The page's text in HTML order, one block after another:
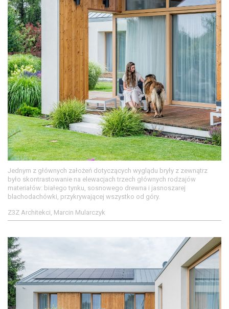
Jednym z głównych założeń dotyczących wyglądu bryły z zewnątrz
było skontrastowanie na elewacjach trzech głównych rodzajów
materiałów: białego tynku, sosnowego drewna i jasnoszarej
blachodachówki, przykrywającej wszystko od góry.
Z3Z Architekci, Marcin Mularczyk